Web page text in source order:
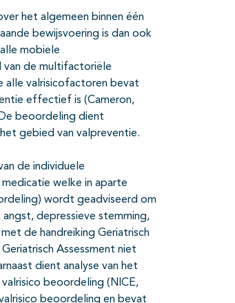
het algemeen binnen één
bewijsvoering is dan ook
mobiele
van de multifactoriële
alle valrisicofactoren bevat
effectief is (Cameron,
De beoordeling dient
gebied van valpreventie.
de individuele
welke in aparte
wordt geadviseerd om
depressieve stemming,
de handreiking Geriatrisch
Assessment niet
dient analyse van het
beoordeling (NICE,
beoordeling en bevat